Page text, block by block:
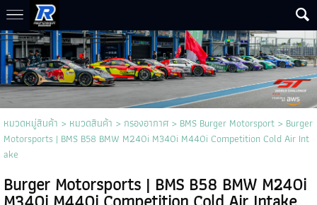
หมวดหมู่สินค้า > หมวดสินค้า > กรองอากาศ> BMS Burger Motorsport> Burger
Motorsports | BMS B58 BMW M240i M340i M440i Competition Cold Air Int
ake
Burger Motorsports | BMS B58 BMW M240i